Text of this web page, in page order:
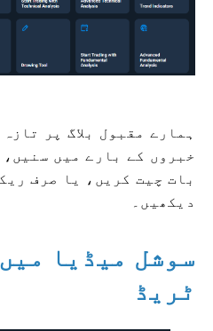
ہمارے مقبول بلاگ پر
خبروں کے بارے میں سنیں،
بات چیت کریں، یا صرف
دیکھیں۔
سوشل میڈیا
ٹریڈ